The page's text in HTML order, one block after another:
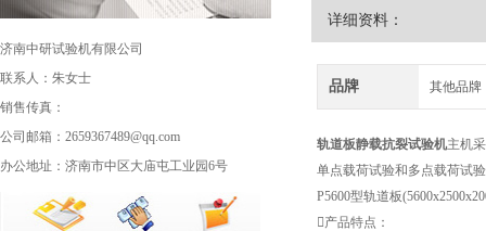
济南中研试验机有限公司
联系人：朱女士
销售传真：
公司邮箱：2659367489@qq.com
办公地址：济南市中区大庙屯工业园6号
详细资料：
品牌 其他品牌
轨道板静载抗裂试验机主机
单点载荷试验和多点载荷试
P5600型轨道板
产品特点：